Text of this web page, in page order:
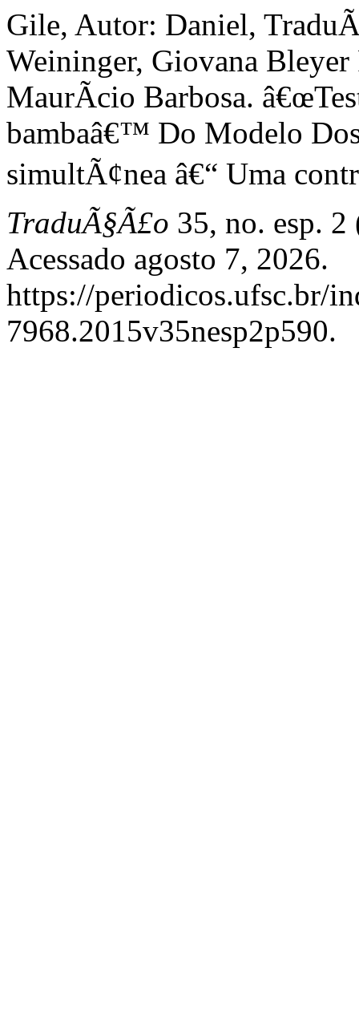
Gile, Autor: Daniel,
Weininger, Giovana Bleyer
MaurÃ­cio Barbosa.
bambaâ€™ Do Modelo
simultÃ¢nea â€“ Uma
TraduÃ§Ã£o 35, no. esp.
Acessado agosto 7, 2026.
https://periodicos.ufsc.br/
7968.2015v35nesp2p590.